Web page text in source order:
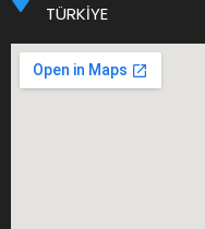
TÜRKİYE